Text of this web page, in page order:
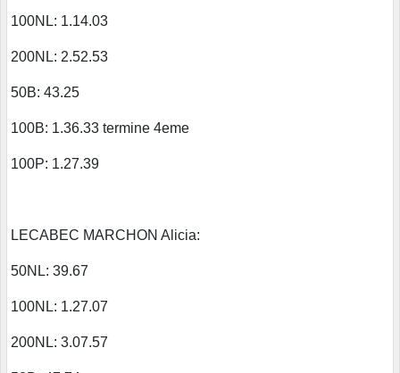
100NL: 1.14.03
200NL: 2.52.53
50B: 43.25
100B: 1.36.33 termine 4eme
100P: 1.27.39
LECABEC MARCHON Alicia:
50NL: 39.67
100NL: 1.27.07
200NL: 3.07.57